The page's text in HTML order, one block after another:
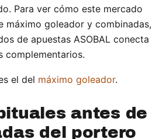
Para ver cómo este mercado
máximo goleador y combinadas,
de apuestas ASOBAL conecta
complementarios.
el del máximo goleador.
antes de
del portero